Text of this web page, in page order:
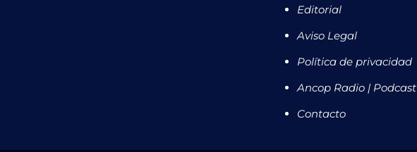
Editorial
Aviso Legal
Política de privacidad
Ancop Radio | Podcast
Contacto